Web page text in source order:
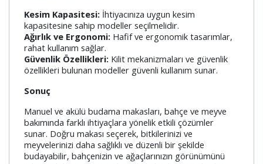
Kesim Kapasitesi: İhtiyacınıza uygun kesim
kapasitesine sahip modeller seçilmelidir.
Ağırlık ve Ergonomi: Hafif ve ergonomik tasarımlar,
rahat kullanım sağlar.
Güvenlik Özellikleri: Kilit mekanizmaları ve güvenlik
özellikleri bulunan modeller güvenli kullanım sunar.
Sonuç
Manuel ve akülü budama makasları, bahçe ve meyve
bakımında farklı ihtiyaçlara yönelik etkili çözümler
sunar. Doğru makası seçerek, bitkilerinizi ve
meyvelerinizi daha sağlıklı ve düzenli bir şekilde
budayabilir, bahçenizin ve ağaçlarınızın görünümünü